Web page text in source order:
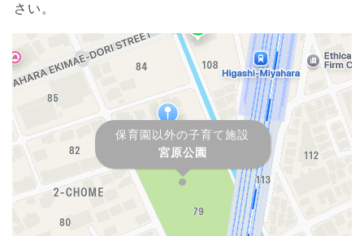
さい。
保育園以外の子育て施設
宮原公園